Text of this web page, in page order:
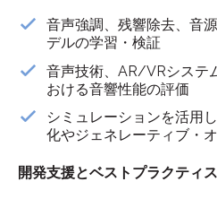
音声強調、残響除去、音
デルの学習・検証
音声技術、AR/VRシステ
おける音響性能の評価
シミュレーションを活用
化やジェネレーティブ・
開発支援とベストプラクティ